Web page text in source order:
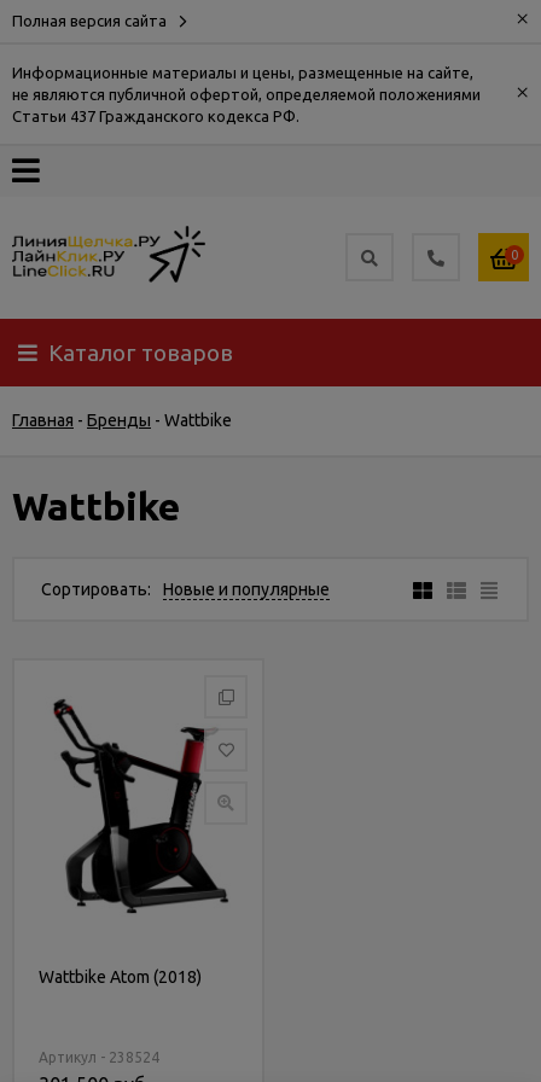
Полная версия сайта ×
Информационные материалы и цены, размещенные на сайте,
не являются публичной офертой, определяемой положениями
Статьи 437 Гражданского кодекса РФ.
×
О
Доставка
Самовывоз
Гарантия
сервис
новости
0
Каталог товаров
Главная - Бренды - Wattbike
Wattbike
Сортировать: Новые и популярные
Wattbike Atom (2018)
Артикул - 238524